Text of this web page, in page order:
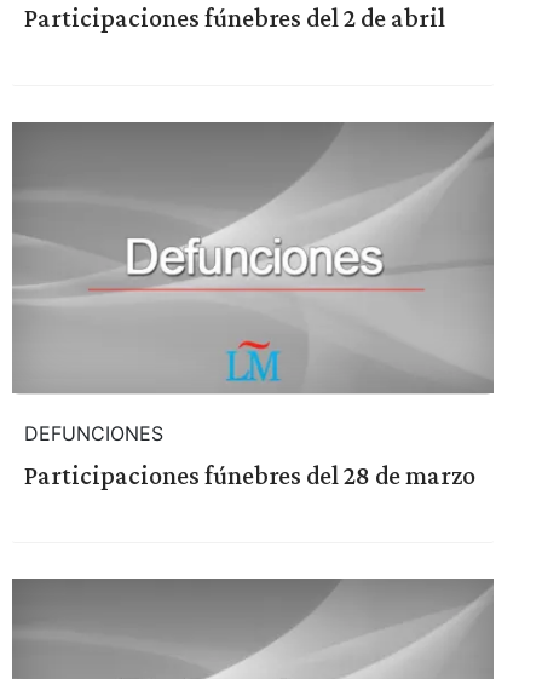
Participaciones fúnebres del 2 de abril
DEFUNCIONES
Participaciones fúnebres del 28 de marzo